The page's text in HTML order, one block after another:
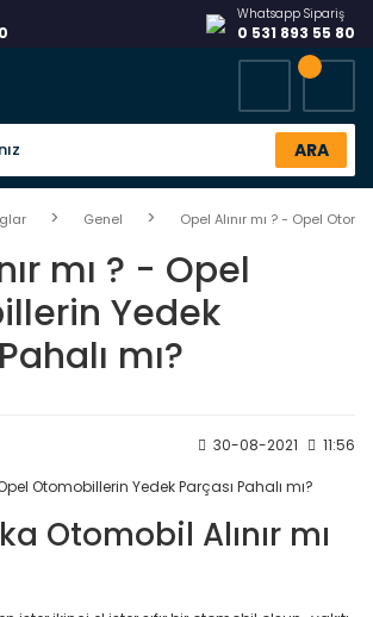
Whatsapp Sipariş
0 531 893 55 80
ARA
Genel Opel Alınır mı ? - Opel
mı ? - Opel
Yedek
mı?
30-08-2021 11:56
Otomobil Alınır mı